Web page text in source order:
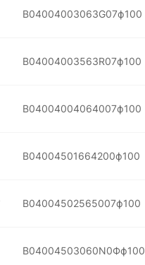
B04004003063G07ф100
B04004003563R07ф100
B04004004064007ф100
B04004501664200ф100
B04004502565007ф100
B04004503060N0Фф100